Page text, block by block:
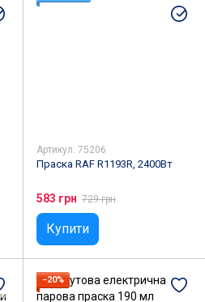
Артикул: 75206
Праска RAF R1193R, 2400Вт
583 грн 729 грн
Купити
−20%